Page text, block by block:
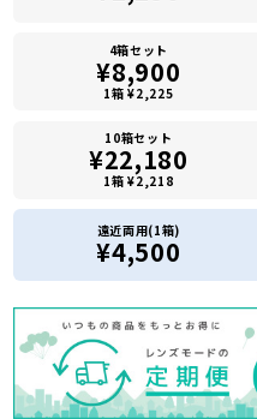
4箱セット
¥8,900
1箱 ¥2,225
10箱セット
¥22,180
1箱 ¥2,218
遠近両用(1箱)
¥4,500